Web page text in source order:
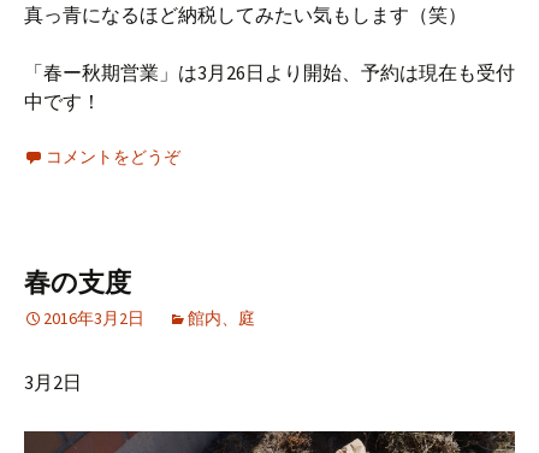
真っ青になるほど納税してみたい気もします（笑）
「春ー秋期営業」は3月26日より開始、予約は現在も受付
中です！
コメントをどうぞ
春の支度
2016年3月2日 館内、庭
3月2日